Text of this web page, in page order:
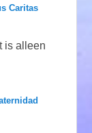
Caritas
is alleen